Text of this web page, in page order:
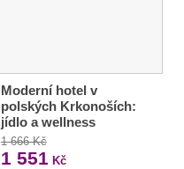
Moderní hotel v
polských Krkonoších:
jídlo a wellness
1 666 Kč
1 551 Kč